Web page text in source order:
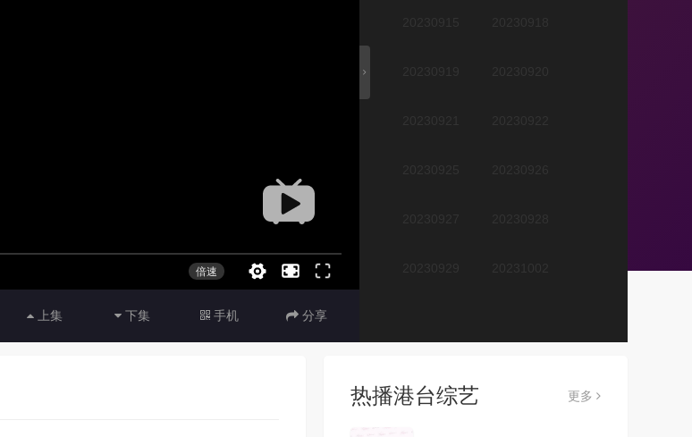
上集 下集 手机 分享
热播港台综艺 更多